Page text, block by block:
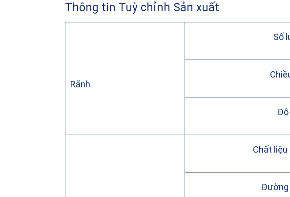
Thông tin Tuỳ chỉnh Sản xuất
Rãnh
Số
Độ
Chất
Đường